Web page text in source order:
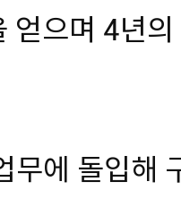
얻으며 4년
무에 돌입해